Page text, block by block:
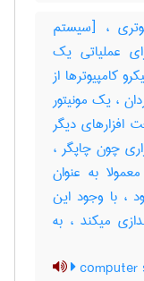
، [سیستم
عملیاتی یک
کامپیوترها از
، یک مونیتور
دیگر
چون چاپگر ،
به عنوان
، با وجود این
میکند ، به
computer